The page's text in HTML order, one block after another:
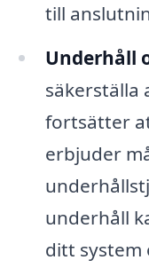
till
Underhåll
säkerställa
fortsätter
erbjuder
underhåll
ditt system